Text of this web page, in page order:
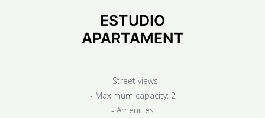
ESTUDIO
APARTAMENT
- Street views
- Maximum capacity: 2
- Amenities